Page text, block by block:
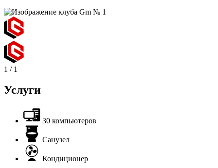
1 / 1
Услуги
30 компьютеров
Санузел
Кондиционер